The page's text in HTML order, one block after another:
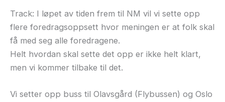
Track: I løpet av tiden frem til NM vil vi sette opp
flere foredragsoppsett hvor meningen er at folk skal
få med seg alle foredragene.
Helt hvordan skal sette det opp er ikke helt klart,
men vi kommer tilbake til det.
Vi setter opp buss til Olavsgård (Flybussen) og Oslo